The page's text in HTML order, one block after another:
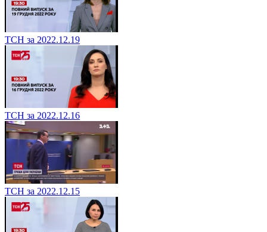
ТСН за 2022.12.19
ТСН за 2022.12.16
ТСН за 2022.12.15